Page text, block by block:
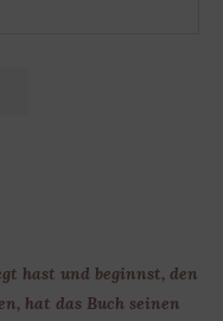
hast und beginnst, den
hat das Buch seinen